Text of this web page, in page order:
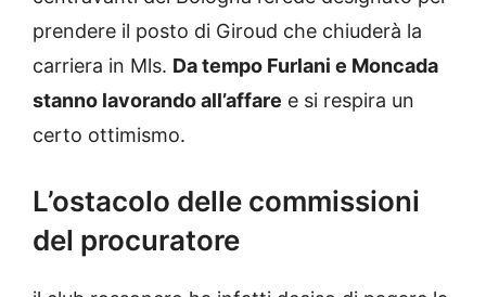
prendere il posto di Giroud che chiuderà la
carriera in Mls. Da tempo Furlani e Moncada
stanno lavorando all’affare e si respira un
certo ottimismo.
L’ostacolo delle commissioni
del procuratore